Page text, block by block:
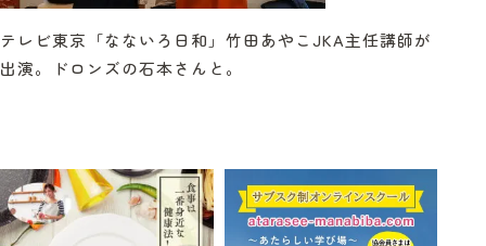
テレビ東京「なないろ日和」竹田あやこJKA主任講師が
出演。ドロンズの石本さんと。